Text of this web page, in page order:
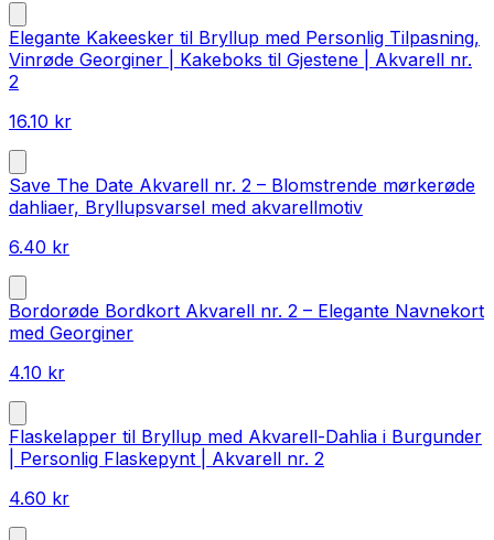
Elegante Kakeesker til Bryllup med Personlig Tilpasning,
Vinrøde Georginer | Kakeboks til Gjestene | Akvarell nr.
2
16.10 kr
Save The Date Akvarell nr. 2 – Blomstrende mørkerøde
dahliaer, Bryllupsvarsel med akvarellmotiv
6.40 kr
Bordorøde Bordkort Akvarell nr. 2 – Elegante Navnekort
med Georginer
4.10 kr
Flaskelapper til Bryllup med Akvarell-Dahlia i Burgunder
| Personlig Flaskepynt | Akvarell nr. 2
4.60 kr